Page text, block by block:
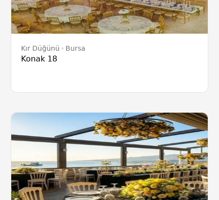
Kır Düğünü Bursa
Konak 18